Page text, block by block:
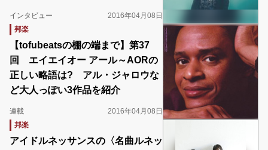
インタビュー
2016年04月08日
邦楽
【tofubeatsの棚の端まで】第37
回 エイエイオー アール～AORの
正しい略語は? アル・ジャロウな
ど大人っぽい3作品を紹介
連載
2016年04月08日
邦楽
アイドルネッサンスの〈名曲ルネッ